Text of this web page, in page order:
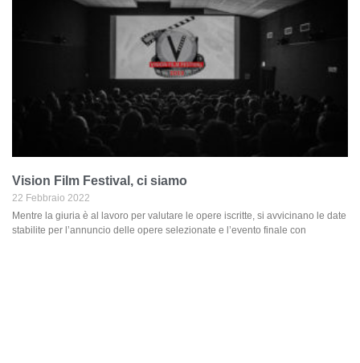
Vision Film Festival, ci siamo
22 Febbraio 2022
Mentre la giuria è al lavoro per valutare le opere iscritte, si avvicinano le date
stabilite per l’annuncio delle opere selezionate e l’evento finale con